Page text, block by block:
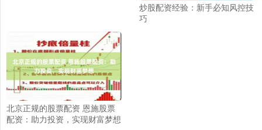
炒股配资经验：新手必知风控技
巧
北京正规的股票配资 恩施股票
配资：助力投资，实现财富梦想